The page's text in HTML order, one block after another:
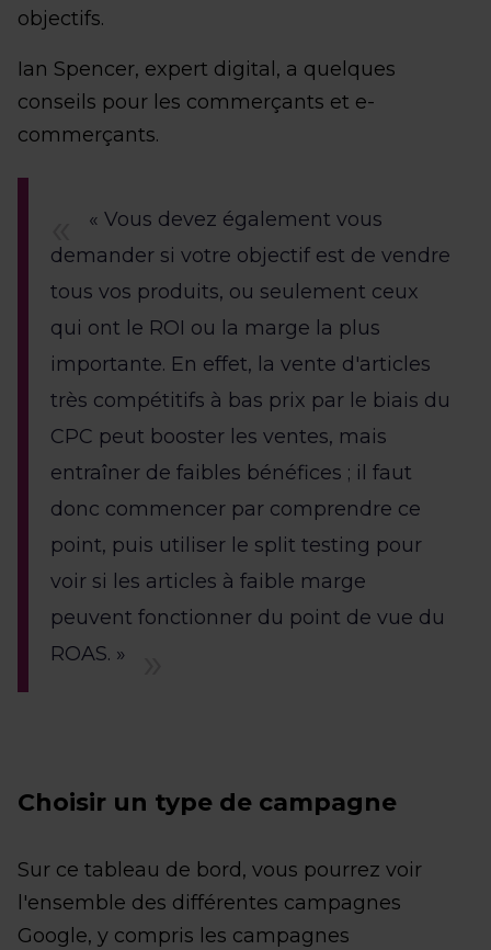
objectifs.
Ian Spencer, expert digital, a quelques
conseils pour les commerçants et e-
commerçants.
« Vous devez également vous
demander si votre objectif est de vendre
tous vos produits, ou seulement ceux
qui ont le ROI ou la marge la plus
importante. En effet, la vente d'articles
très compétitifs à bas prix par le biais du
CPC peut booster les ventes, mais
entraîner de faibles bénéfices ; il faut
donc commencer par comprendre ce
point, puis utiliser le split testing pour
voir si les articles à faible marge
peuvent fonctionner du point de vue du
ROAS. »
Choisir un type de campagne
Sur ce tableau de bord, vous pourrez voir
l'ensemble des différentes campagnes
Google, y compris les campagnes